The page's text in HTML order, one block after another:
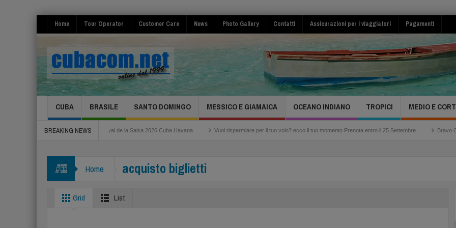
Home Tour Operator Customer Care News Photo Gallery Contatti Assicurazioni per i viaggiatori Pagamenti
CUBA BRASILE SANTO DOMINGO MESSICO E GIAMAICA OCEANO INDIANO TROPICI MEDIO E
BREAKING NEWS
Festival de la Salsa 2026 Cuba Havana Vuoi risparmiare per il tuo volo? ecco il tuo momento Prenota entro il 25 Settembre Bravo Club Viva
Home acquisto biglietti
Grid List